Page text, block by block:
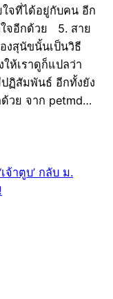
จที่ได้อยู่กับคน อีก
จอีกด้วย 5. สาย
งสุนัขนั้นเป็นวิธี
ห้เราดูก็แปลว่า
ปฏิสัมพันธ์ อีกทั้งยัง
ด้วย จาก petmd…